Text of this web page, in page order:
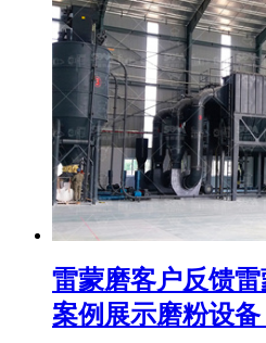
雷蒙磨客户反馈
案例展示磨粉设备